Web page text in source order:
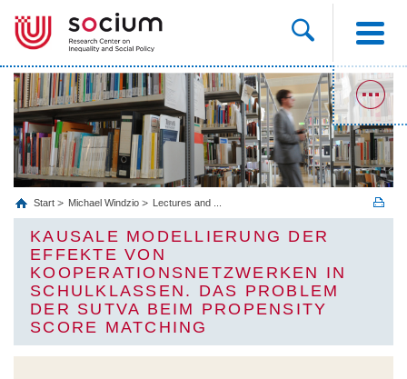
Start Michael Windzio Lectures and ...
KAUSALE MODELLIERUNG DER
EFFEKTE VON
KOOPERATIONSNETZWERKEN IN
SCHULKLASSEN. DAS PROBLEM
DER SUTVA BEIM PROPENSITY
SCORE MATCHING